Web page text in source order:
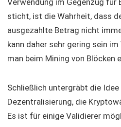
sticht, ist die Wahrheit, dass
ausgezahlte Betrag nicht
kann daher sehr gering sein
man beim Mining von Blöcken
Schließlich untergräbt die
Dezentralisierung, die
Es ist für einige Validierer